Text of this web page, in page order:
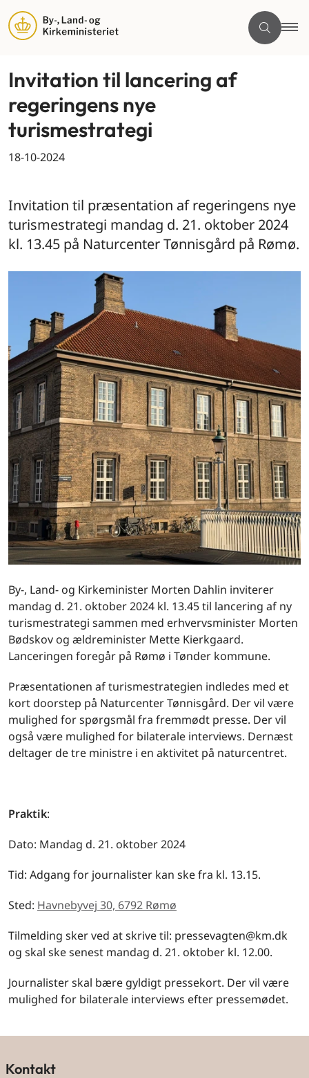
Invitation til lancering af
regeringens nye
turismestrategi
18-10-2024
Invitation til præsentation af regeringens nye
turismestrategi mandag d. 21. oktober 2024
kl. 13.45 på Naturcenter Tønnisgård på Rømø.
By-, Land- og Kirkeminister Morten Dahlin inviterer
mandag d. 21. oktober 2024 kl. 13.45 til lancering af ny
turismestrategi sammen med erhvervsminister Morten
Bødskov og ældreminister Mette Kierkgaard.
Lanceringen foregår på Rømø i Tønder kommune.
Præsentationen af turismestrategien indledes med et
kort doorstep på Naturcenter Tønnisgård. Der vil være
mulighed for spørgsmål fra fremmødt presse. Der vil
også være mulighed for bilaterale interviews. Dernæst
deltager de tre ministre i en aktivitet på naturcentret.
Praktik:
Dato: Mandag d. 21. oktober 2024
Tid: Adgang for journalister kan ske fra kl. 13.15.
Sted: Havnebyvej 30, 6792 Rømø
Tilmelding sker ved at skrive til: pressevagten@km.dk
og skal ske senest mandag d. 21. oktober kl. 12.00.
Journalister skal bære gyldigt pressekort. Der vil være
mulighed for bilaterale interviews efter pressemødet.
Kontakt